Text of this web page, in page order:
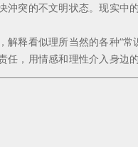
沖突的不文明状态。现实中
解释看似理所当然的各种“
任，用情感和理性介入身边的